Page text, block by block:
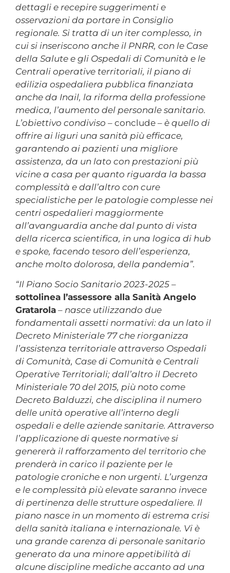
dettagli e recepire suggerimenti e
osservazioni da portare in Consiglio
regionale. Si tratta di un iter complesso, in
cui si inseriscono anche il PNRR, con le Case
della Salute e gli Ospedali di Comunità e le
Centrali operative territoriali, il piano di
edilizia ospedaliera pubblica finanziata
anche da Inail, la riforma della professione
medica, l’aumento del personale sanitario.
L’obiettivo condiviso – conclude – è quello di
offrire ai liguri una sanità più efficace,
garantendo ai pazienti una migliore
assistenza, da un lato con prestazioni più
vicine a casa per quanto riguarda la bassa
complessità e dall’altro con cure
specialistiche per le patologie complesse nei
centri ospedalieri maggiormente
all’avanguardia anche dal punto di vista
della ricerca scientifica, in una logica di hub
e spoke, facendo tesoro dell’esperienza,
anche molto dolorosa, della pandemia”.
“Il Piano Socio Sanitario 2023-2025 –
sottolinea l’assessore alla Sanità Angelo
Gratarola – nasce utilizzando due
fondamentali assetti normativi: da un lato il
Decreto Ministeriale 77 che riorganizza
l’assistenza territoriale attraverso Ospedali
di Comunità, Case di Comunità e Centrali
Operative Territoriali; dall’altro il Decreto
Ministeriale 70 del 2015, più noto come
Decreto Balduzzi, che disciplina il numero
delle unità operative all’interno degli
ospedali e delle aziende sanitarie. Attraverso
l’applicazione di queste normative si
genererà il rafforzamento del territorio che
prenderà in carico il paziente per le
patologie croniche e non urgenti. L’urgenza
e le complessità più elevate saranno invece
di pertinenza delle strutture ospedaliere. Il
piano nasce in un momento di estrema crisi
della sanità italiana e internazionale. Vi è
una grande carenza di personale sanitario
generato da una minore appetibilità di
alcune discipline mediche accanto ad una